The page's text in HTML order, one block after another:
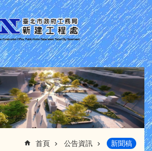
首頁 公告資訊 新聞稿